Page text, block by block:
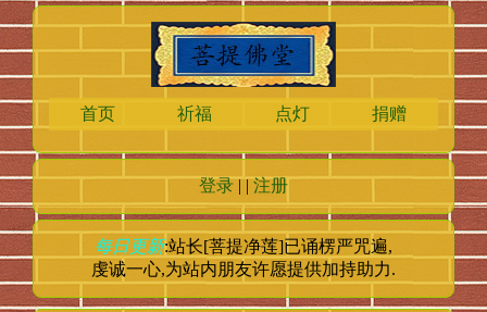
首页 祈福 点灯 捐赠
登录| |注册
每日更新:站长[菩提净莲]已诵楞严咒遍,
虔诚一心,为站内朋友许愿提供加持助力.